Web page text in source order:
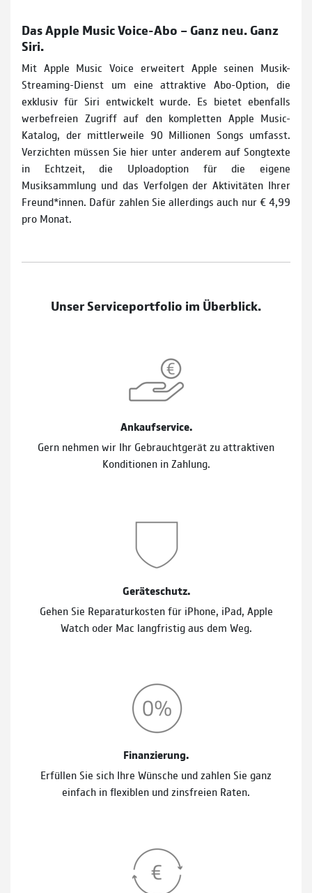
Das Apple Music Voice-Abo – Ganz neu. Ganz
Siri.
Mit Apple Music Voice erweitert Apple seinen Musik-
Streaming-Dienst um eine attraktive Abo-Option, die
exklusiv für Siri entwickelt wurde. Es bietet ebenfalls
werbefreien Zugriff auf den kompletten Apple Music-
Katalog, der mittlerweile 90 Millionen Songs umfasst.
Verzichten müssen Sie hier unter anderem auf Songtexte
in Echtzeit, die Uploadoption für die eigene
Musiksammlung und das Verfolgen der Aktivitäten Ihrer
Freund*innen. Dafür zahlen Sie allerdings auch nur € 4,99
pro Monat.
Unser Serviceportfolio im Überblick.
Ankaufservice.
Gern nehmen wir Ihr Gebrauchtgerät zu attraktiven
Konditionen in Zahlung.
Geräteschutz.
Gehen Sie Reparaturkosten für iPhone, iPad, Apple
Watch oder Mac langfristig aus dem Weg.
Finanzierung.
Erfüllen Sie sich Ihre Wünsche und zahlen Sie ganz
einfach in flexiblen und zinsfreien Raten.